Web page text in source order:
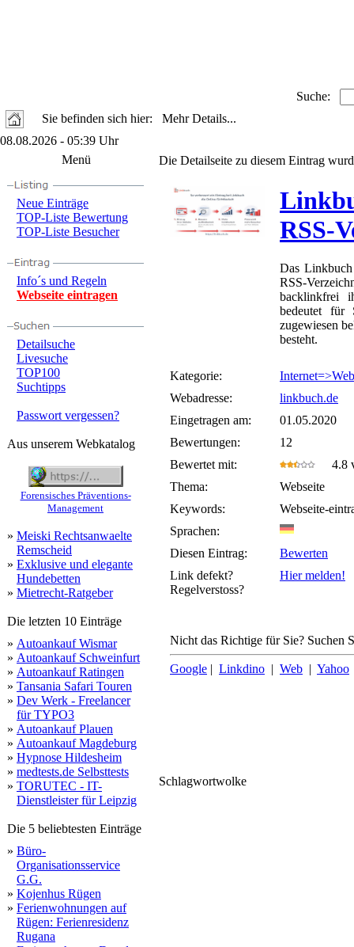
Suche:
Sie befinden sich hier: Mehr Details...
08.08.2026 - 05:39 Uhr
Menü
Neue Einträge
TOP-Liste Bewertung
TOP-Liste Besucher
Info´s und Regeln
Webseite eintragen
Detailsuche
Livesuche
TOP100
Suchtipps
Passwort vergessen?
Aus unserem Webkatalog
Forensisches Präventions-
Management
» Meiski Rechtsanwaelte
Remscheid
» Exklusive und elegante
Hundebetten
» Mietrecht-Ratgeber
Die letzten 10 Einträge
» Autoankauf Wismar
» Autoankauf Schweinfurt
» Autoankauf Ratingen
» Tansania Safari Touren
» Dev Werk - Freelancer
für TYPO3
» Autoankauf Plauen
» Autoankauf Magdeburg
» Hypnose Hildesheim
» medtests.de Selbsttests
» TORUTEC - IT-
Dienstleister für Leipzig
Die 5 beliebtesten Einträge
» Büro-
Organisationsservice
G.G.
» Kojenhus Rügen
» Ferienwohnungen auf
Rügen: Ferienresidenz
Rugana
Die Detailseite zu diesem Eintrag
RSS-
Das Linkbuch
RSS-
backlinkfrei
bedeutet für
zugewiesen
besteht.
Kategorie:
Webadresse:
linkbuch.de
Eingetragen am:
01.05.2020
Bewertungen:
12
Bewertet mit:
4.8
Thema:
Webseite
Keywords:
Webseite-
Sprachen:
Diesen Eintrag:
Bewerten
Link defekt?
Regelverstoss?
Hier melden!
Nicht das Richtige für Sie? Suchen
Google | Linkdino | Web | Yahoo
Schlagwortwolke